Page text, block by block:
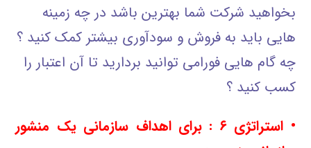
بخواهید شرکت شما بهترین باشد در چه زمینه
هایی باید به فروش و سودآوری بیشتر کمک کنید ؟
چه گام هایی فورامی توانید بردارید تا آن اعتبار را
کسب کنید ؟
• استراتژی
۶ : برای اهداف سازمانی یک منشور